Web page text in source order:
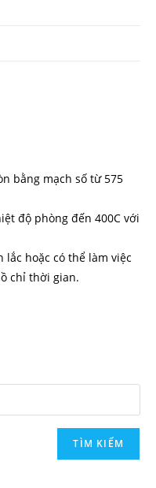
bằng mạch số từ 575
độ phòng đến 400C với
hoặc có thể làm việc
chỉ thời gian.
TÌM KIẾM